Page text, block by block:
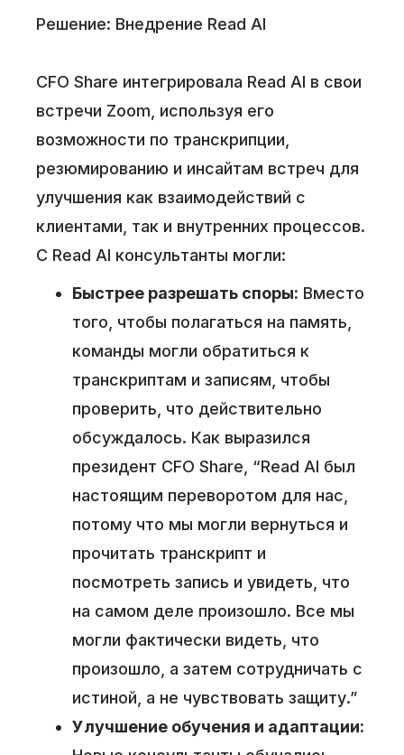
Решение: Внедрение Read AI
CFO Share интегрировала Read AI в свои
встречи Zoom, используя его
возможности по транскрипции,
резюмированию и инсайтам встреч для
улучшения как взаимодействий с
клиентами, так и внутренних процессов.
С Read AI консультанты могли:
Быстрее разрешать споры: Вместо
того, чтобы полагаться на память,
команды могли обратиться к
транскриптам и записям, чтобы
проверить, что действительно
обсуждалось. Как выразился
президент CFO Share, “Read AI был
настоящим переворотом для нас,
потому что мы могли вернуться и
прочитать транскрипт и
посмотреть запись и увидеть, что
на самом деле произошло. Все мы
могли фактически видеть, что
произошло, а затем сотрудничать с
истиной, а не чувствовать защиту.”
Улучшение обучения и адаптации: